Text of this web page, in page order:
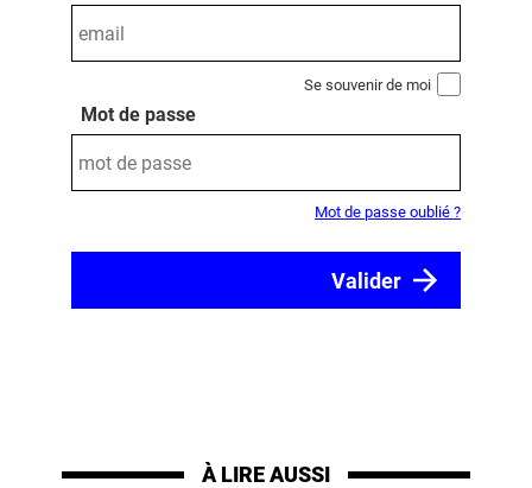
Se souvenir de moi
Mot de passe
Mot de passe oublié ?
À LIRE AUSSI